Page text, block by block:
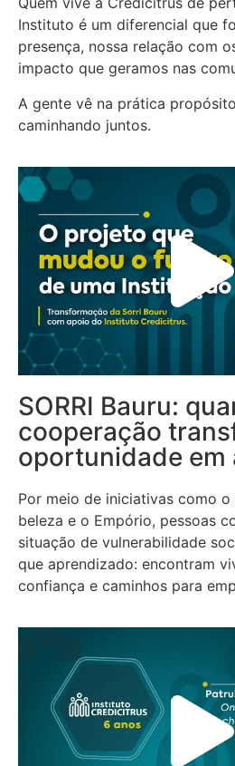
Instituto é um diferencial que
presença, nossa relação com
impacto que geramos nas
A gente vê na prática
caminhando juntos.
SORRI Bauru:
cooperação
oportunidade em
Por meio de iniciativas como
beleza e o Empório, pessoas
situação de vulnerabilidade
que aprendizado: encontram
confiança e caminhos para